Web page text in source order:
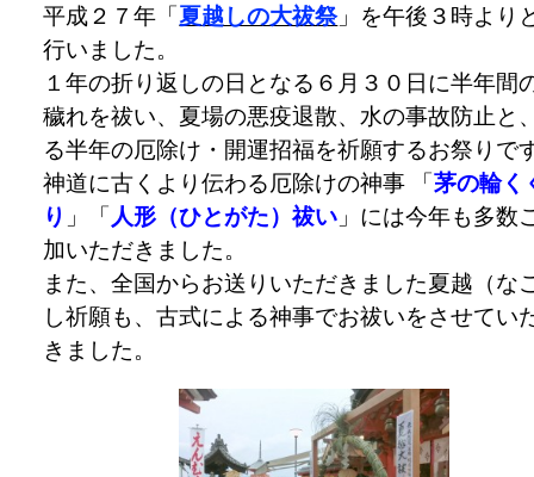
平成２７年「夏越しの大祓祭」を午後３時より
行いました。
１年の折り返しの日となる６月３０日に半年間
穢れを祓い、夏場の悪疫退散、水の事故防止と
る半年の厄除け・開運招福を祈願するお祭りで
神道に古くより伝わる厄除けの神事 「茅の輪く
り 」「 人形（ひとがた）祓い 」には今年も多数
加いただきました。
また、全国からお送りいただきました夏越（な
し祈願も、古式による神事でお祓いをさせてい
きました。